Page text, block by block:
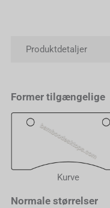
Produktdetaljer
Former tilgængelige
Kurve
Normale størrelser